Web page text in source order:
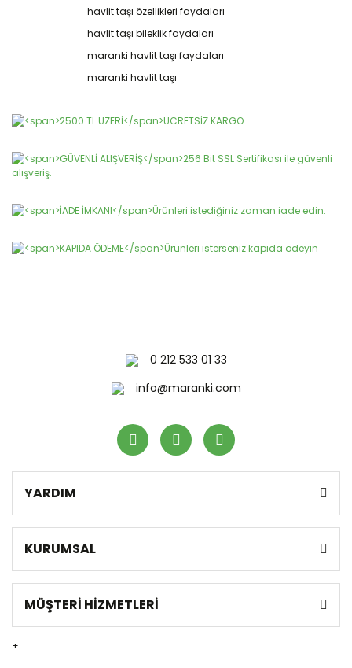
Yorum Yaz
Ürün resmi kalitesiz, bozuk veya görüntülenemiyor.
Ürün açıklamasında eksik bilgiler bulunuyor.
Ürün bilgilerinde hatalar bulunuyor.
Bu ürüne benzer farklı alternatifler olmalı.
havlit taşı özellikleri faydaları
havlit taşı bileklik faydaları
maranki havlit taşı faydaları
maranki havlit taşı
0 212 533 01 33
info@maranki.com
YARDIM
KURUMSAL
MÜŞTERİ HİZMETLERİ
+